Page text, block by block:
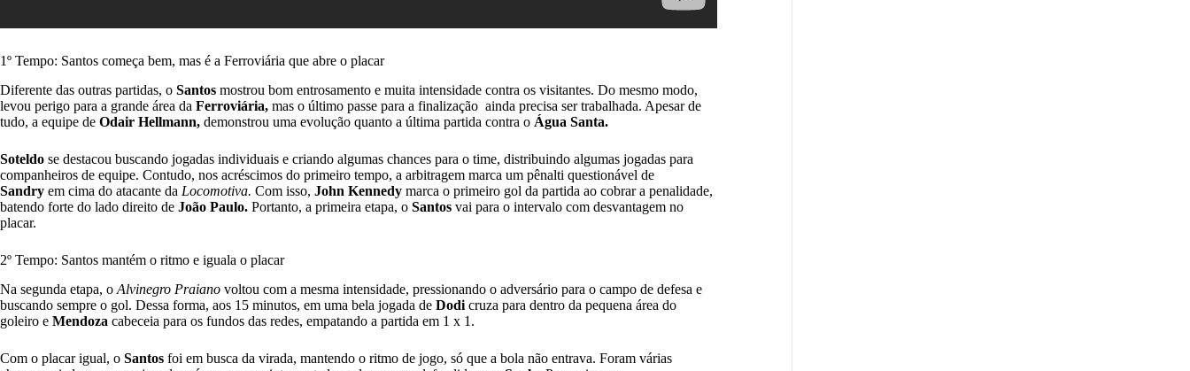
1º Tempo: Santos começa bem, mas é a Ferroviária que abre o placar
Diferente das outras partidas, o Santos mostrou bom entrosamento e muita intensidade contra os visitantes. Do mesmo modo,
levou perigo para a grande área da Ferroviária, mas o último passe para a finalização ainda precisa ser trabalhada. Apesar de
tudo, a equipe de Odair Hellmann, demonstrou uma evolução quanto a última partida contra o Água Santa.
Soteldo se destacou buscando jogadas individuais e criando algumas chances para o time, distribuindo algumas jogadas para
companheiros de equipe. Contudo, nos acréscimos do primeiro tempo, a arbitragem marca um pênalti questionável de
Sandry em cima do atacante da Locomotiva. Com isso, John Kennedy marca o primeiro gol da partida ao cobrar a penalidade,
batendo forte do lado direito de João Paulo. Portanto, a primeira etapa, o Santos vai para o intervalo com desvantagem no
placar.
2º Tempo: Santos mantém o ritmo e iguala o placar
Na segunda etapa, o Alvinegro Praiano voltou com a mesma intensidade, pressionando o adversário para o campo de defesa e
buscando sempre o gol. Dessa forma, aos 15 minutos, em uma bela jogada de Dodi cruza para dentro da pequena área do
goleiro e Mendoza cabeceia para os fundos das redes, empatando a partida em 1 x 1.
Com o placar igual, o Santos foi em busca da virada, mantendo o ritmo de jogo, só que a bola não entrava. Foram várias